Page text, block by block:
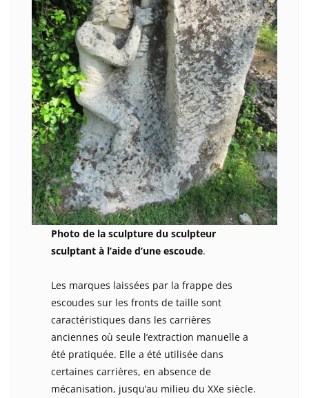
Photo de la sculpture du sculpteur
sculptant à l’aide d’une escoude.
Les marques laissées par la frappe des
escoudes sur les fronts de taille sont
caractéristiques dans les carrières
anciennes où seule l’extraction manuelle a
été pratiquée. Elle a été utilisée dans
certaines carrières, en absence de
mécanisation, jusqu’au milieu du XXe siècle.